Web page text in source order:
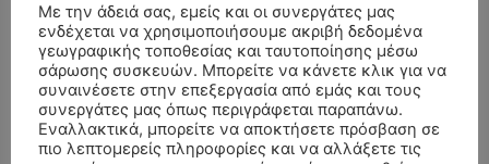
- Advertisment -
Με την άδειά σας, εμείς και οι συνεργάτες μας
ενδέχεται να χρησιμοποιήσουμε ακριβή δεδομένα
γεωγραφικής τοποθεσίας και ταυτοποίησης μέσω
σάρωσης συσκευών. Μπορείτε να κάνετε κλικ για να
συναινέσετε στην επεξεργασία από εμάς και τους
συνεργάτες μας όπως περιγράφεται παραπάνω.
Εναλλακτικά, μπορείτε να αποκτήσετε πρόσβαση σε
πιο λεπτομερείς πληροφορίες και να αλλάξετε τις